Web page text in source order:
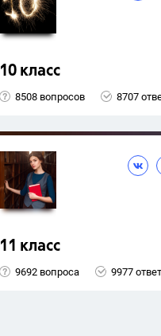
10 класс
8508 вопросов 8707
11 класс
9692 вопроса 9977